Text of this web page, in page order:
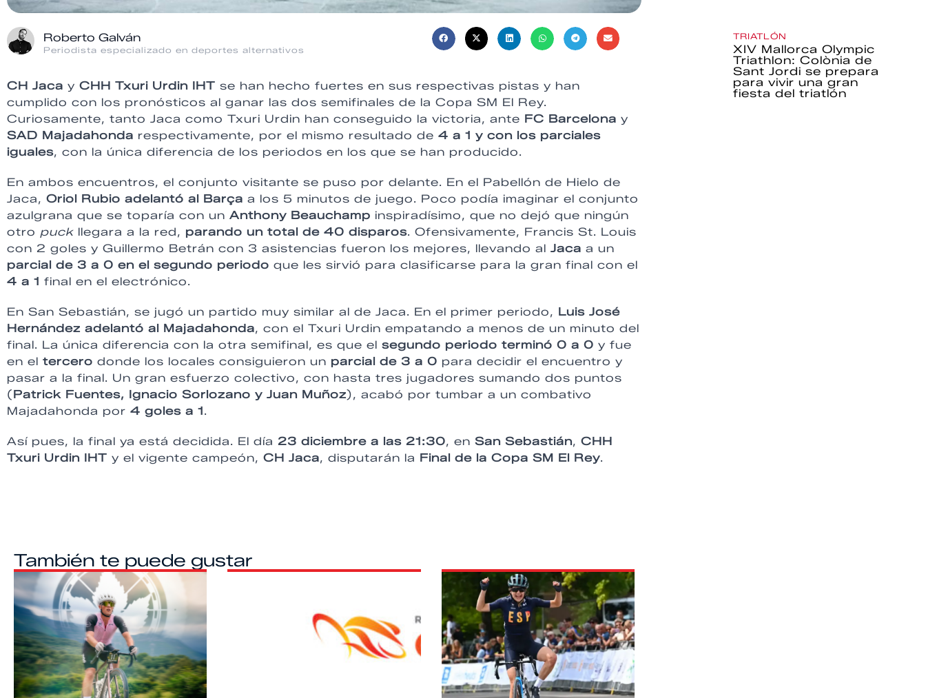
Roberto Galván
Periodista especializado en deportes alternativos
CH Jaca y CHH Txuri Urdin IHT se han hecho fuertes en sus respectivas pistas y han
cumplido con los pronósticos al ganar las dos semifinales de la Copa SM El Rey.
Curiosamente, tanto Jaca como Txuri Urdin han conseguido la victoria, ante FC Barcelona y
SAD Majadahonda respectivamente, por el mismo resultado de 4 a 1 y con los parciales
iguales, con la única diferencia de los periodos en los que se han producido.
En ambos encuentros, el conjunto visitante se puso por delante. En el Pabellón de Hielo de
Jaca, Oriol Rubio adelantó al Barça a los 5 minutos de juego. Poco podía imaginar el conjunto
azulgrana que se toparía con un Anthony Beauchamp inspiradísimo, que no dejó que ningún
otro puck llegara a la red, parando un total de 40 disparos. Ofensivamente, Francis St. Louis
con 2 goles y Guillermo Betrán con 3 asistencias fueron los mejores, llevando al Jaca a un
parcial de 3 a 0 en el segundo periodo que les sirvió para clasificarse para la gran final con el
4 a 1 final en el electrónico.
En San Sebastián, se jugó un partido muy similar al de Jaca. En el primer periodo, Luis José
Hernández adelantó al Majadahonda, con el Txuri Urdin empatando a menos de un minuto del
final. La única diferencia con la otra semifinal, es que el segundo periodo terminó 0 a 0 y fue
en el tercero donde los locales consiguieron un parcial de 3 a 0 para decidir el encuentro y
pasar a la final. Un gran esfuerzo colectivo, con hasta tres jugadores sumando dos puntos
(Patrick Fuentes, Ignacio Sorlozano y Juan Muñoz), acabó por tumbar a un combativo
Majadahonda por 4 goles a 1.
Así pues, la final ya está decidida. El día 23 diciembre a las 21:30, en San Sebastián, CHH
Txuri Urdin IHT y el vigente campeón, CH Jaca, disputarán la Final de la Copa SM El Rey.
También te puede gustar
TRIATLÓN
XIV Mallorca Olympic
Triathlon: Colònia de
Sant Jordi se prepara
para vivir una gran
fiesta del triatlón